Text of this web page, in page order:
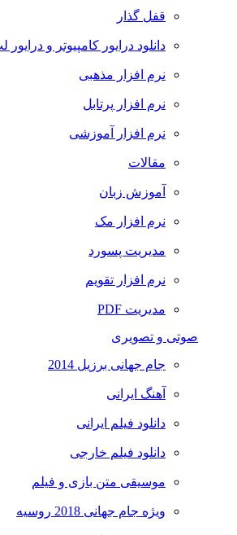
قفل گذار
دانلود درایور کامپیوتر و درایور
نرم افزار مذهبی
نرم افزار پرتابل
نرم افزار آموزشی
مقالات
آموزش زبان
نرم افزار مک
مدیریت پسورد
نرم افزار تقویم
مدیریت PDF
صوتی و تصویری
جام جهانی برزیل 2014
آهنگ ایرانی
دانلود فیلم ایرانی
دانلود فیلم خارجی
موسیقی متن بازی و فیلم
ویژه جام جهانی 2018 روسیه